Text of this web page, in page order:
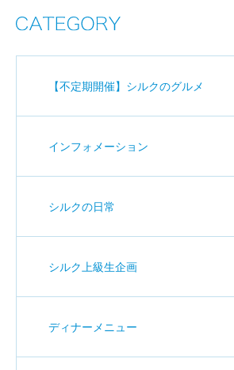
【不定期開催】シルクのグルメ
インフォメーション
シルクの日常
シルク上級生企画
ディナーメニュー